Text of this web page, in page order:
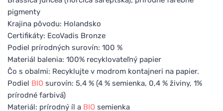
pigmenty
Krajina pôvodu: Holandsko
Certifikáty: EcoVadis Bronze
Podiel prírodných surovín: 100 %
Materiál balenia: 100% recyklovateľný papier
Čo s obalmi: Recyklujte v modrom kontajneri na papier.
Podiel BIO surovín: 5,4 % (4 % semienka, 0,4 % živiny, 1%
prírodné farbivá)
Materiál: prírodný íl a BIO semienka